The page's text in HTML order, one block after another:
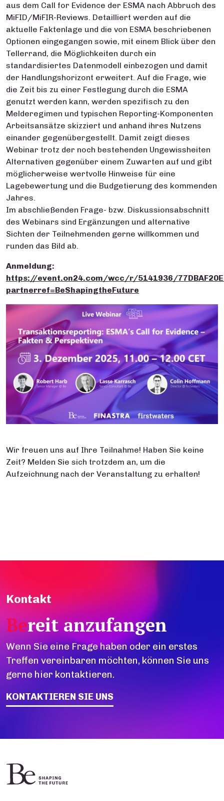
aus dem Call for Evidence der ESMA nach Abbruch des
MiFID/MiFIR-Reviews. Detailliert werden auf die
aktuelle Faktenlage und die von ESMA beschriebenen
Optionen eingegangen sowie, mit einem Blick über den
Tellerrand, die Möglichkeiten durch ein
standardisiertes Datenmodell einbezogen und damit
der Handlungshorizont erweitert. Auf die Frage, wie
die Zeit bis zu einer Festlegung durch die ESMA
genutzt werden kann, werden spezifisch zu den
Melderegimen und typischen Reporting-Komponenten
Arbeitsansätze skizziert und anhand ihres Nutzens
einander gegenübergestellt. Damit zeigt dieses
Webinar trotz der noch bestehenden Ungewissheiten
Alternativen gegenüber einem Zuwarten auf und gibt
möglicherweise wertvolle Hinweise für eine
Lagebewertung und die Budgetierung des kommenden
Jahres.
Im abschließenden Frage- bzw. Diskussionsabschnitt
des Webinars sind Ergänzungen und alternative
Sichten der Teilnehmenden gerne willkommen und
runden das Bild ab.
Anmeldung:
https://event.on24.com/wcc/r/5141936/
partnerref=BeShapingtheFuture
Wir freuen uns auf Ihre Teilnahme! Haben Sie keine
Zeit? Melden Sie sich trotzdem an, um die
Aufzeichnung nach der Veranstaltung zu erhalten!
Kontakt
Bereit anzufangen
Wenn Sie eine Frage haben oder ein erstes
Treffen vereinbaren möchten, können Sie uns
gerne hier kontaktieren.
KONTAKTIEREN SIE UNS